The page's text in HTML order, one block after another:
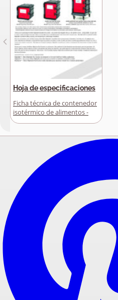
Hoja de especificaciones
Ficha técnica de contenedor
isotérmico de alimentos -
English (US)